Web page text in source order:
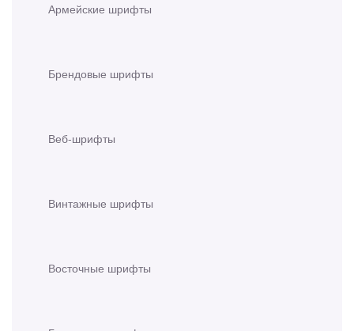
Армейские шрифты
Брендовые шрифты
Веб-шрифты
Винтажные шрифты
Восточные шрифты